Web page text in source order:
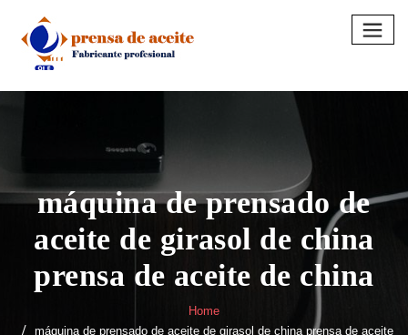
content
máquina de prensado de
aceite de girasol de china
prensa de aceite de china
Home
máquina de prensado de aceite de girasol de china prensa de aceite